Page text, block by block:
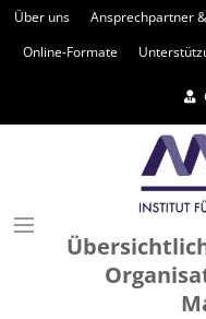
Über uns Ansprechpartner
Online-Formate